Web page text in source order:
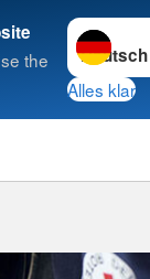
the
Sprache
Alles klar